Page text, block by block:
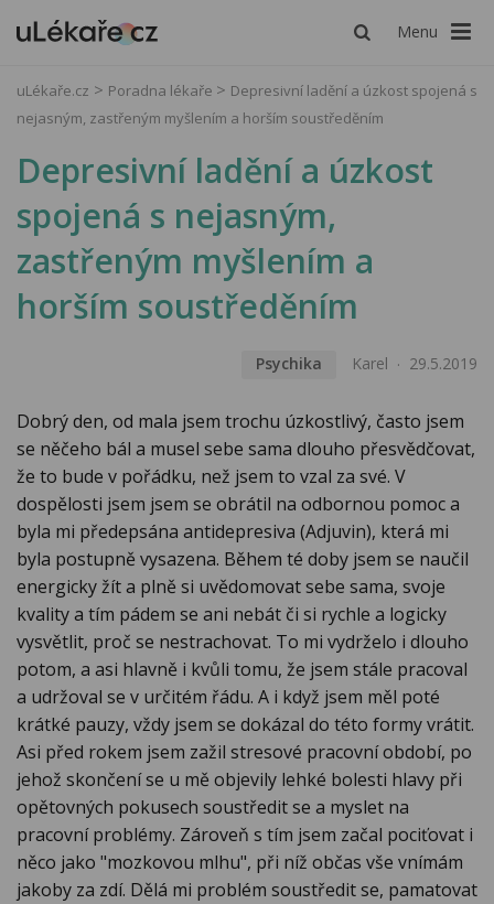
Menu
uLékaře.cz Poradna lékaře
Depresivní ladění a úzkost spojená s
nejasným, zastřeným myšlením a horším soustředěním
Depresivní ladění a úzkost
spojená s nejasným,
zastřeným myšlením a
horším soustředěním
Psychika Karel 29.5.2019
Dobrý den, od mala jsem trochu úzkostlivý, často jsem
se něčeho bál a musel sebe sama dlouho přesvědčovat,
že to bude v pořádku, než jsem to vzal za své. V
dospělosti jsem jsem se obrátil na odbornou pomoc a
byla mi předepsána antidepresiva (Adjuvin), která mi
byla postupně vysazena. Během té doby jsem se naučil
energicky žít a plně si uvědomovat sebe sama, svoje
kvality a tím pádem se ani nebát či si rychle a logicky
vysvětlit, proč se nestrachovat. To mi vydrželo i dlouho
potom, a asi hlavně i kvůli tomu, že jsem stále pracoval
a udržoval se v určitém řádu. A i když jsem měl poté
krátké pauzy, vždy jsem se dokázal do této formy vrátit.
Asi před rokem jsem zažil stresové pracovní období, po
jehož skončení se u mě objevily lehké bolesti hlavy při
opětovných pokusech soustředit se a myslet na
pracovní problémy. Zároveň s tím jsem začal pociťovat i
něco jako "mozkovou mlhu", při níž občas vše vnímám
jakoby za zdí. Dělá mi problém soustředit se, pamatovat